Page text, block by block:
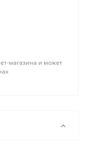
магазина и может